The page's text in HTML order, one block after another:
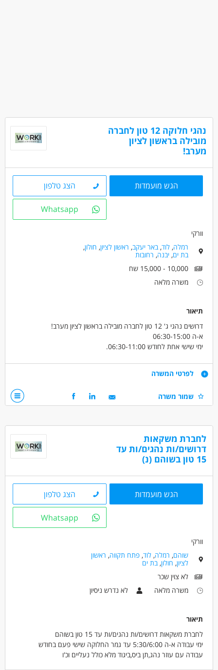
נהגי חלוקה 12 טון לחברה
מובילה בראשון לציון
מערב!
הגש מועמדות הצג טלפון
Whatsapp
וורקי
רמלה,לוד,באר יעקב, ראשון לציון, חולון,
בת ים,יבנה, רחובות
10,000 - 15,000 שח
משרה מלאה
תיאור
דרושים נהגי ג' 12 טון לחברה מובילה בראשון לציון מערב!
א-ה 06:30-15:00
ימי שישי אחת לחודש 06:30-11:00.
לאחר שנה
קליטה ישירה לחברה טובה ומסודרת עם תנאים סוציאליים - ימי חופשה
דרישות
נהגים, רכב ותחבורה - מלגזה
נהגים, רכב ותחבורה - נהג/ת חלוקה
נהגים, רכב ותחבורה - נהג/ת שינוע
מאפייני משרה
לפרטי המשרה
שמור משרה
לחברת משקאות
דרושים/ות נהגים/ות עד
15 טון בשוהם (נ)
הגש מועמדות הצג טלפון
Whatsapp
וורקי
שוהם, רמלה,לוד,פתח תקווה, ראשון
לציון, חולון,בת ים
לא צוין שכר
משרה מלאה
לא נדרש ניסיון
תיאור
לחברת משקאות דרושים/ות נהגים/ות עד 15 טון בשוהם
ימי עבודה א-ה 5:30/6:00 עד גמר החלוקה שישי פעם בחודש
עבודה עם עוזר נהג,תן ביס,ביגוד מלא כולל נעליים וכ'ו